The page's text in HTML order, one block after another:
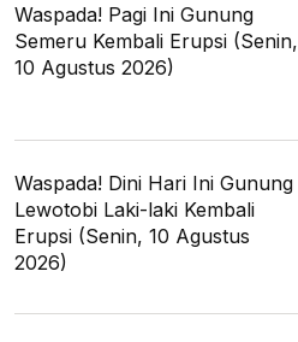
Waspada! Pagi Ini Gunung
Semeru Kembali Erupsi (Senin,
10 Agustus 2026)
Waspada! Dini Hari Ini Gunung
Lewotobi Laki-laki Kembali
Erupsi (Senin, 10 Agustus
2026)